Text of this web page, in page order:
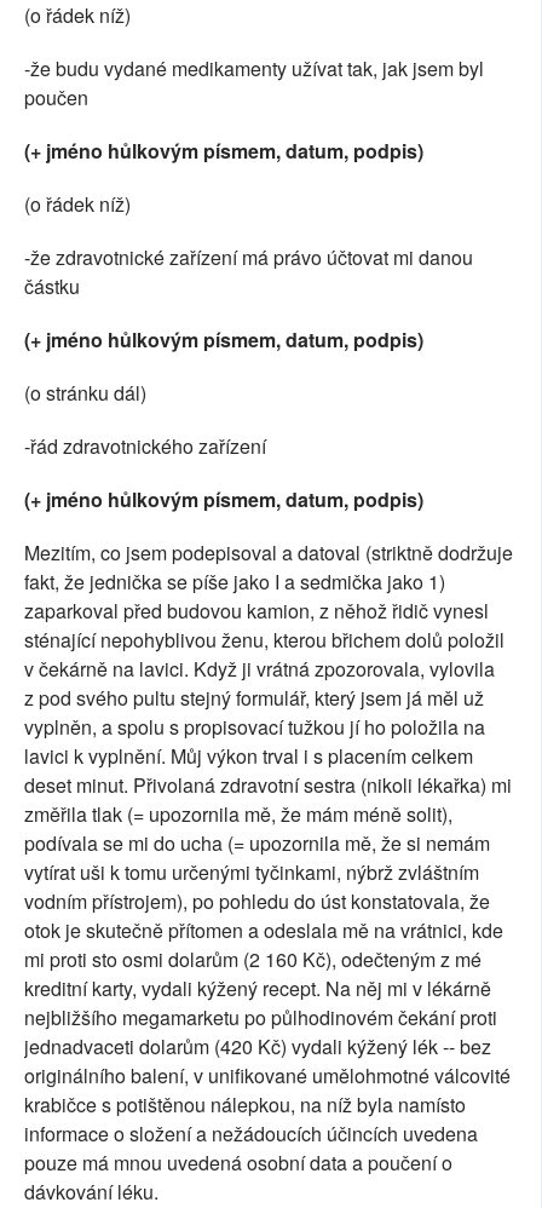
(o řádek níž)
-že budu vydané medikamenty užívat tak, jak jsem byl
poučen
(+ jméno hůlkovým písmem, datum, podpis)
(o řádek níž)
-že zdravotnické zařízení má právo účtovat mi danou
částku
(+ jméno hůlkovým písmem, datum, podpis)
(o stránku dál)
-řád zdravotnického zařízení
(+ jméno hůlkovým písmem, datum, podpis)
Mezitím, co jsem podepisoval a datoval (striktně dodržuje
fakt, že jednička se píše jako I a sedmička jako 1)
zaparkoval před budovou kamion, z něhož řidič vynesl
sténající nepohyblivou ženu, kterou břichem dolů položil
v čekárně na lavici. Když ji vrátná zpozorovala, vylovila
z pod svého pultu stejný formulář, který jsem já měl už
vyplněn, a spolu s propisovací tužkou jí ho položila na
lavici k vyplnění. Můj výkon trval i s placením celkem
deset minut. Přivolaná zdravotní sestra (nikoli lékařka) mi
změřila tlak (= upozornila mě, že mám méně solit),
podívala se mi do ucha (= upozornila mě, že si nemám
vytírat uši k tomu určenými tyčinkami, nýbrž zvláštním
vodním přístrojem), po pohledu do úst konstatovala, že
otok je skutečně přítomen a odeslala mě na vrátnici, kde
mi proti sto osmi dolarům (2 160 Kč), odečteným z mé
kreditní karty, vydali kýžený recept. Na něj mi v lékárně
nejbližšího megamarketu po půlhodinovém čekání proti
jednadvaceti dolarům (420 Kč) vydali kýžený lék -- bez
originálního balení, v unifikované umělohmotné válcovité
krabičce s potištěnou nálepkou, na níž byla namísto
informace o složení a nežádoucích účincích uvedena
pouze má mnou uvedená osobní data a poučení o
dávkování léku.